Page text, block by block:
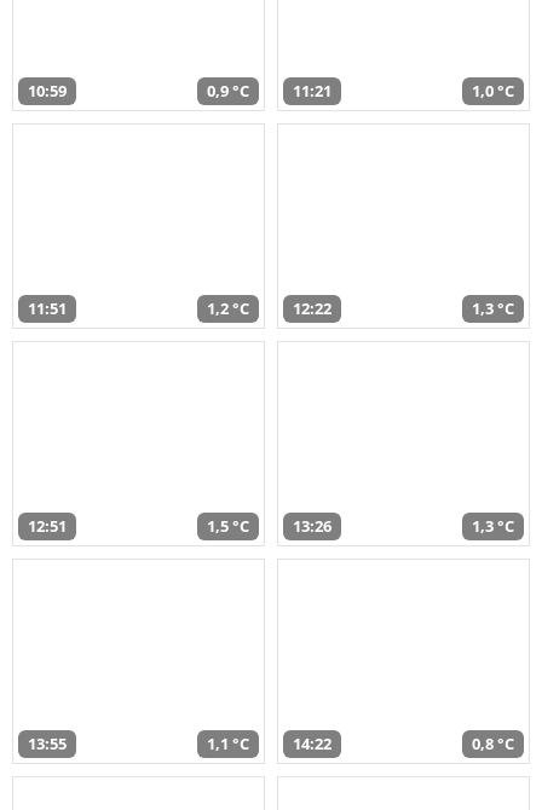
10:59 0,9 °C 11:21 1,0 °C
11:51 1,2 °C 12:22 1,3 °C
12:51 1,5 °C 13:26 1,3 °C
13:55 1,1 °C 14:22 0,8 °C